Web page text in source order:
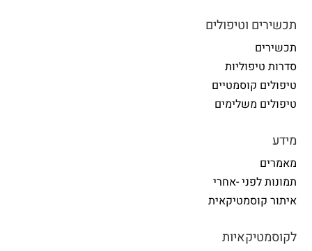
תכשירים וטיפולים
תכשירים
סדרות טיפוליות
טיפולים קוסמטיים
טיפולים משלימים
מידע
מאמרים
תמונות לפני -אחרי
איתור קוסמטיקאית
לקוסמטיקאיות